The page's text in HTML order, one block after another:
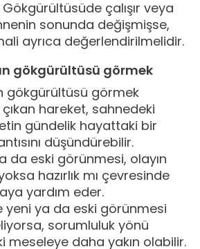
çalışır veya
sonunda değişmişse,
ayrıca değerlendirilmelidir.
gökgürültüsü görmek
gökgürültüsü görmek
hareket, sahnedeki
gündelik hayattaki bir
düşündürebilir.
da eski görünmesi, olayın
hazırlık mı çevresinde
yardım eder.
yeni ya da eski görünmesi
sorumluluk yönü
meseleye daha yakın olabilir.